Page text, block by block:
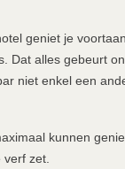
geniet je
Dat alles gebeurt
niet enkel een
kunnen
verf zet.